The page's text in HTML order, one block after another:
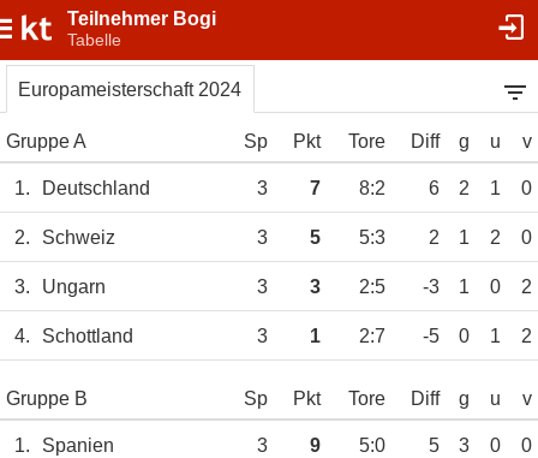
Teilnehmer Bogi
Tabelle
Europameisterschaft 2024
Gruppe A Sp Pkt Tore Diff g u v
1. Deutschland 3 7 8:2 6 2 1 0
2. Schweiz 3 5 5:3 2 1 2 0
3. Ungarn 3 3 2:5 -3 1 0 2
4. Schottland 3 1 2:7 -5 0 1 2
Gruppe B Sp Pkt Tore Diff g u v
1. Spanien 3 9 5:0 5 3 0 0